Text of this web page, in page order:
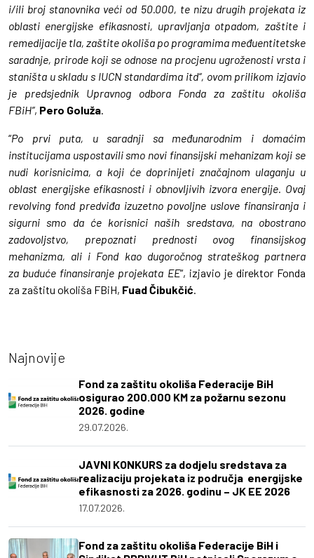
i/ili broj stanovnika veći od 50.000, te nizu drugih projekata iz
oblasti energijske efikasnosti, upravljanja otpadom, zaštite i
remedijacije tla, zaštite okoliša po programima međuentitetske
saradnje, prirode koji se odnose na procjenu ugroženosti vrsta i
staništa u skladu s IUCN standardima itd“, ovom prilikom izjavio
je predsjednik Upravnog odbora Fonda za zaštitu okoliša
FBiH”, Pero Goluža.
“Po prvi puta, u saradnji sa međunarodnim i domaćim
institucijama uspostavili smo novi finansijski mehanizam koji se
nudi korisnicima, a koji će doprinijeti značajnom ulaganju u
oblast energijske efikasnosti i obnovljivih izvora energije. Ovaj
revolving fond predviđa izuzetno povoljne uslove finansiranja i
sigurni smo da će korisnici naših sredstava, na obostrano
zadovoljstvo, prepoznati prednosti ovog finansijskog
mehanizma, ali i Fond kao dugoročnog strateškog partnera
za buduće finansiranje projekata EE“, izjavio je direktor Fonda
za zaštitu okoliša FBiH, Fuad Čibukčić.
Najnovije
Fond za zaštitu okoliša Federacije BiH
osigurao 200.000 KM za požarnu sezonu
2026. godine
29.07.2026.
JAVNI KONKURS za dodjelu sredstava za
realizaciju projekata iz područja energijske
efikasnosti za 2026. godinu – JK EE 2026
17.07.2026.
Fond za zaštitu okoliša Federacije BiH i